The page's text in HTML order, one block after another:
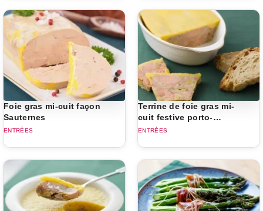
Foie gras mi-cuit façon
Sauternes
ENTRÉES
Terrine de foie gras mi-
cuit festive porto-
armagnac
ENTRÉES